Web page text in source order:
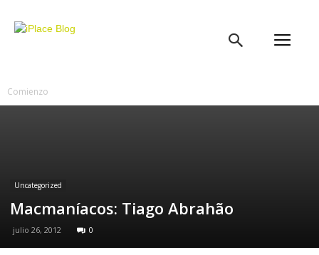
Comienzo
Uncategorized
Macmaníacos: Tiago Abrahão
julio 26, 2012 0